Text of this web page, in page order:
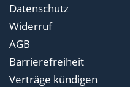
Datenschutz
Widerruf
AGB
Barrierefreiheit
Verträge kündigen